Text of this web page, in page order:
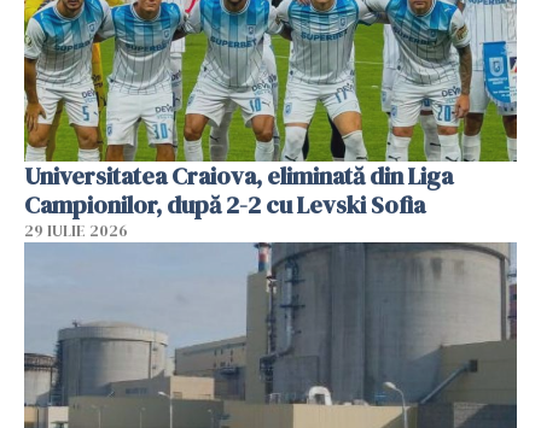
Universitatea Craiova, eliminată din Liga
Campionilor, după 2-2 cu Levski Sofia
29 IULIE 2026